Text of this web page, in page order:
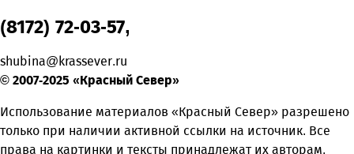
(8172) 72-03-57,
shubina@krassever.ru
© 2007-2025 «Красный Север»
Использование материалов «Красный Север» разрешено
только при наличии активной ссылки на источник. Все
права на картинки и тексты принадлежат их авторам.